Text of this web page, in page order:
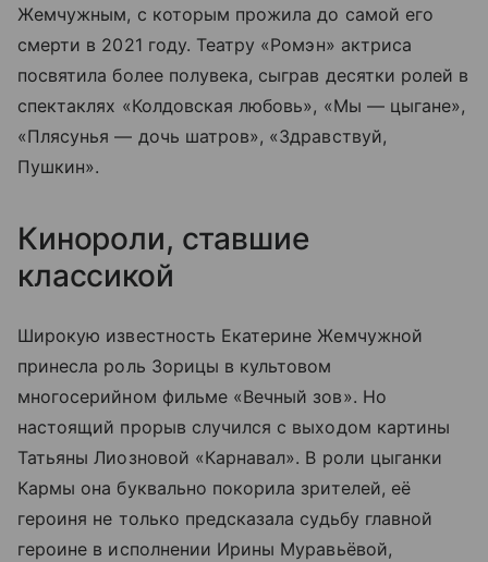
Жемчужным, с которым прожила до самой его
смерти в 2021 году. Театру «Ромэн» актриса
посвятила более полувека, сыграв десятки ролей в
спектаклях «Колдовская любовь», «Мы — цыгане»,
«Плясунья — дочь шатров», «Здравствуй,
Пушкин».
Кинороли, ставшие
классикой
Широкую известность Екатерине Жемчужной
принесла роль Зорицы в культовом
многосерийном фильме «Вечный зов». Но
настоящий прорыв случился с выходом картины
Татьяны Лиозновой «Карнавал». В роли цыганки
Кармы она буквально покорила зрителей, её
героиня не только предсказала судьбу главной
героине в исполнении Ирины Муравьёвой,